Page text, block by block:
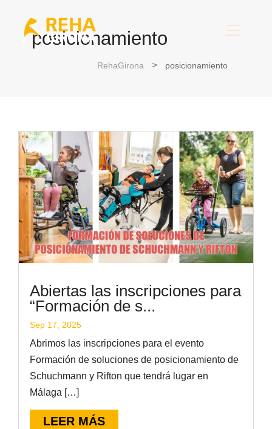
posicionamiento
RehaGirona posicionamiento
Abiertas las inscripciones para
“Formación de s...
Sep 17, 2025
Abrimos las inscripciones para el evento
Formación de soluciones de posicionamiento de
Schuchmann y Rifton que tendrá lugar en
Málaga […]
LEER MÁS